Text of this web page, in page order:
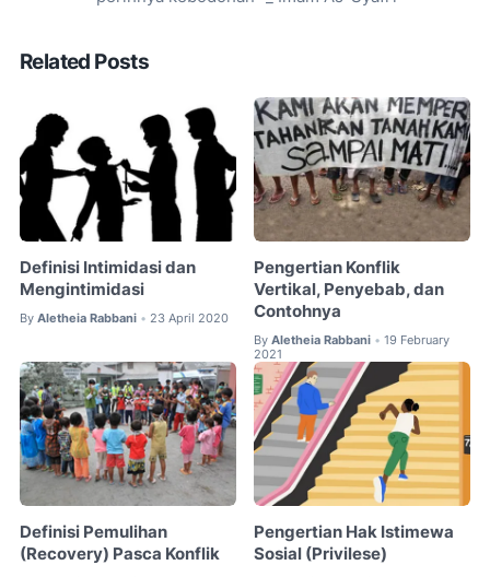
Related Posts
Definisi Intimidasi dan
Mengintimidasi
By Aletheia Rabbani • 23 April 2020
Pengertian Konflik
Vertikal, Penyebab, dan
Contohnya
By Aletheia Rabbani • 19 February
2021
Definisi Pemulihan
(Recovery) Pasca Konflik
Pengertian Hak Istimewa
Sosial (Privilese)